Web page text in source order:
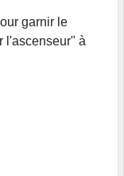
garnir le
l'ascenseur" à